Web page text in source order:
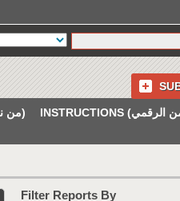
ABOUT US (من نحن)
Filter Reports By